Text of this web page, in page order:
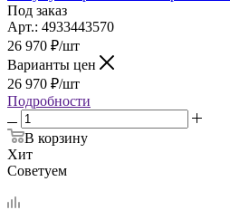
Под заказ
Арт.: 4933443570
26 970 ₽/шт
Варианты цен
26 970 ₽/шт
Подробности
В корзину
Хит
Советуем